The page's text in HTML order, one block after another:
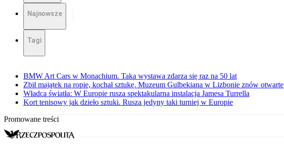
Najnowsze
Tagi
BMW Art Cars w Monachium. Taka wystawa zdarza się raz na 50 lat
Zbił majątek na ropie, kochał sztukę. Muzeum Gulbekiana w Lizbonie znów otwarte
Władca światła: W Europie rusza spektakularna instalacja Jamesa Turrella
Kort tenisowy jak dzieło sztuki. Rusza jedyny taki turniej w Europie
Promowane treści